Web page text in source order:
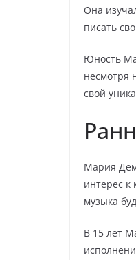
Она
писать
Юность
несмотря
свой
Мария
интерес к
музыка
В 15 лет